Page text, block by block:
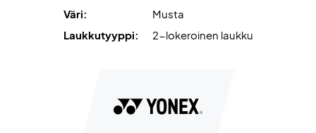
Väri:
Musta
Laukkutyyppi:
2-lokeroinen laukku